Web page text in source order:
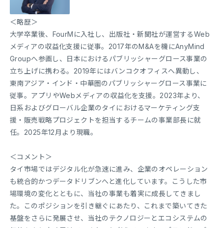
＜略歴＞
大学卒業後、FourMに入社し、出版社・新聞社が運営するWeb
メディアの収益化支援に従事。2017年のM&Aを機にAnyMind
Groupへ参画し、日本におけるパブリッシャーグロース事業の
立ち上げに携わる。2019年にはバンコクオフィスへ異動し、
東南アジア・インド・中華圏のパブリッシャーグロース事業に
従事。アプリやWebメディアの収益化を支援。2023年より、
日系およびグローバル企業のタイにおけるマーケティング支
援・販売戦略プロジェクトを担当するチームの事業部長に就
任。2025年12月より現職。
＜コメント＞
タイ市場ではデジタル化が急速に進み、企業のオペレーション
も統合的かつデータドリブンへと進化しています。こうした市
場環境の変化とともに、当社の事業も着実に成長してきまし
た。このポジションを引き継ぐにあたり、これまで築いてきた
基盤をさらに発展させ、当社のテクノロジーとエコシステムの